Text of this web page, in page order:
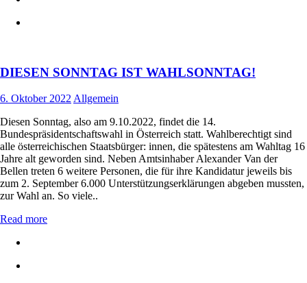
DIESEN SONNTAG IST WAHLSONNTAG!
6. Oktober 2022 Allgemein
Diesen Sonntag, also am 9.10.2022, findet die 14.
Bundespräsidentschaftswahl in Österreich statt. Wahlberechtigt sind
alle österreichischen Staatsbürger: innen, die spätestens am Wahltag 16
Jahre alt geworden sind. Neben Amtsinhaber Alexander Van der
Bellen treten 6 weitere Personen, die für ihre Kandidatur jeweils bis
zum 2. September 6.000 Unterstützungserklärungen abgeben mussten,
zur Wahl an. So viele..
Read more